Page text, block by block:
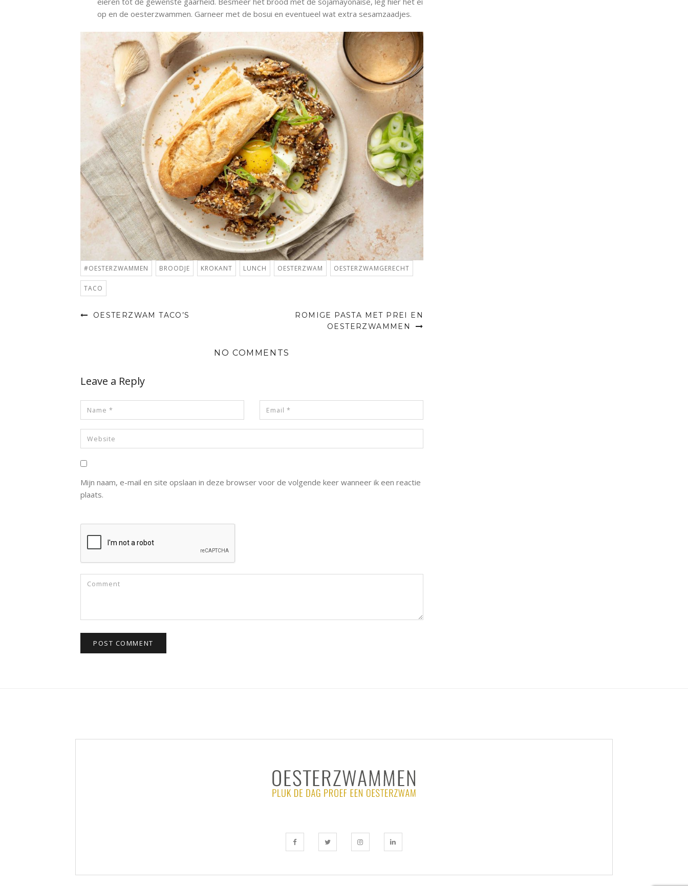
op en de oesterzwammen. Garneer met de bosui en eventueel wat extra sesamzaadjes.
#OESTERZWAMMEN BROODJE KROKANT LUNCH OESTERZWAM OESTERZWAMGERECHT
TACO
OESTERZWAM TACO’S
ROMIGE PASTA MET PREI EN
OESTERZWAMMEN
NO COMMENTS
Leave a Reply
Mijn naam, e-mail en site opslaan in deze browser voor de volgende keer wanneer ik een reactie
plaats.